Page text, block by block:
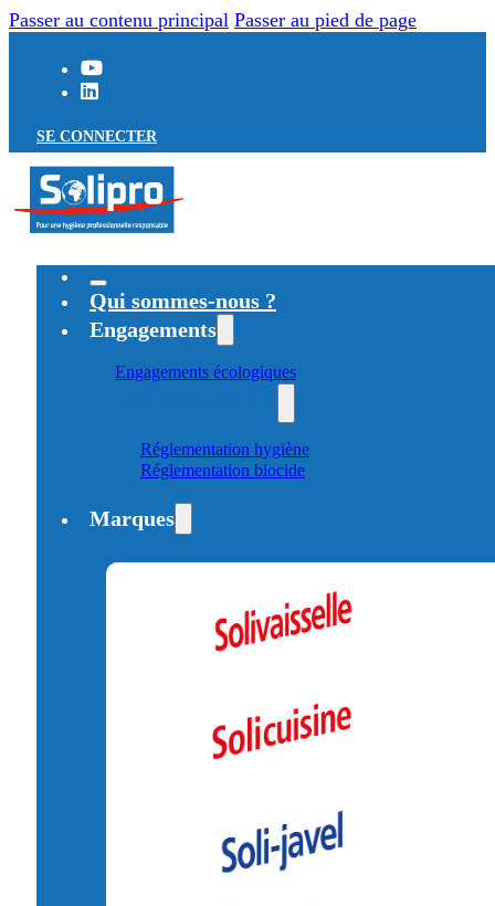
Passer au contenu principal Passer au pied de page
SE CONNECTER
Qui sommes-nous ?
Engagements
Engagements écologiques
Réglementation hygiène
Réglementation biocide
Marques